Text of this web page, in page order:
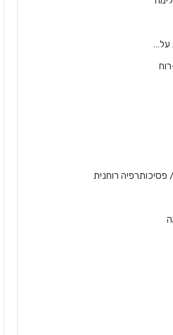
פסיכותרפיה רוחנית